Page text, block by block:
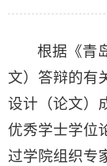
根据《青
文）答辩的有
设计（论文）
优秀学士学位
过学院组织专